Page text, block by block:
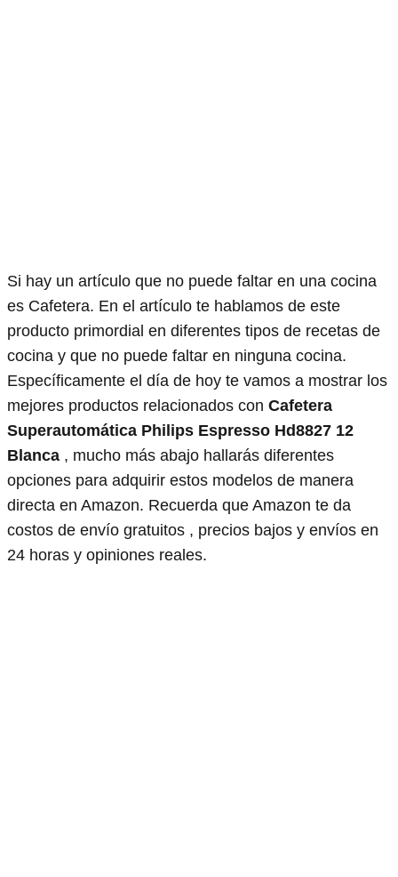
Si hay un artículo que no puede faltar en una cocina
es Cafetera. En el artículo te hablamos de este
producto primordial en diferentes tipos de recetas de
cocina y que no puede faltar en ninguna cocina.
Específicamente el día de hoy te vamos a mostrar los
mejores productos relacionados con Cafetera
Superautomática Philips Espresso Hd8827 12
Blanca , mucho más abajo hallarás diferentes
opciones para adquirir estos modelos de manera
directa en Amazon. Recuerda que Amazon te da
costos de envío gratuitos , precios bajos y envíos en
24 horas y opiniones reales.